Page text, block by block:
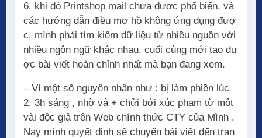
6, khi đó Printshop mail chưa được phổ biến, và
các hướng dẫn điều mơ hồ không ứng dụng đượ
c, mình phải tìm kiếm dữ liệu từ nhiều nguồn với
nhiều ngôn ngữ khác nhau, cuối cùng mới tạo đư
ợc bài viết hoàn chỉnh nhất mà bạn đang xem.
– Vì một số nguyên nhân như : bị làm phiền lúc
2, 3h sáng , nhờ vả + chửi bới xúc phạm từ một
vài độc giả trên Web chính thức CTY của Mình .
Nay mình quyết định sẽ chuyển bài viết đến tran